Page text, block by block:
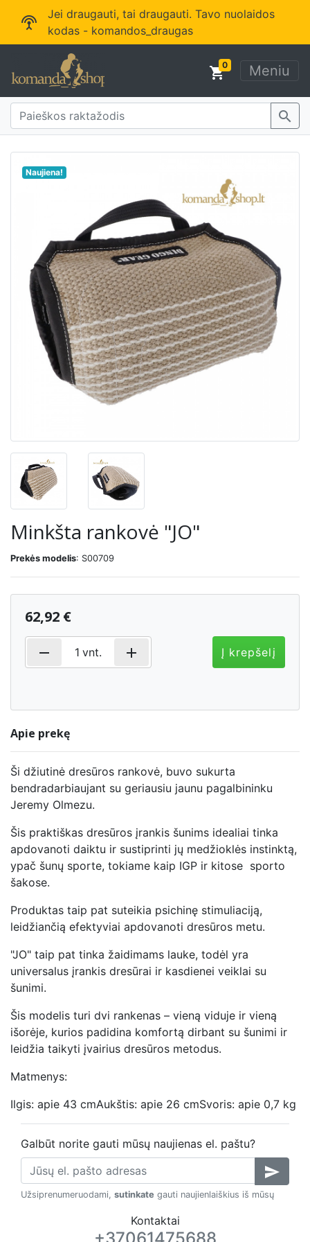
settings_input_antenna
Jei draugauti, tai draugauti. Tavo nuolaidos
kodas - komandos_draugas
shopping_cart0 Meniu
search
Naujiena!
Minkšta rankovė "JO"
Prekės modelis: S00709
62,92 €
remove 1 vnt. add Į krepšelį
Apie prekę
Ši džiutinė dresūros rankovė, buvo sukurta
bendradarbiaujant su geriausiu jaunu pagalbininku
Jeremy Olmezu.
Šis praktiškas dresūros įrankis šunims idealiai tinka
apdovanoti daiktu ir sustiprinti jų medžioklės instinktą,
ypač šunų sporte, tokiame kaip IGP ir kitose sporto
šakose.
Produktas taip pat suteikia psichinę stimuliaciją,
leidžiančią efektyviai apdovanoti dresūros metu.
"JO" taip pat tinka žaidimams lauke, todėl yra
universalus įrankis dresūrai ir kasdienei veiklai su
šunimi.
Šis modelis turi dvi rankenas – vieną viduje ir vieną
išorėje, kurios padidina komfortą dirbant su šunimi ir
leidžia taikyti įvairius dresūros metodus.
Matmenys:
Ilgis: apie 43 cmAukštis: apie 26 cmSvoris: apie 0,7 kg
Galbūt norite gauti mūsų naujienas el. paštu?
send
Užsiprenumeruodami, sutinkate gauti naujienlaiškius iš mūsų
Kontaktai